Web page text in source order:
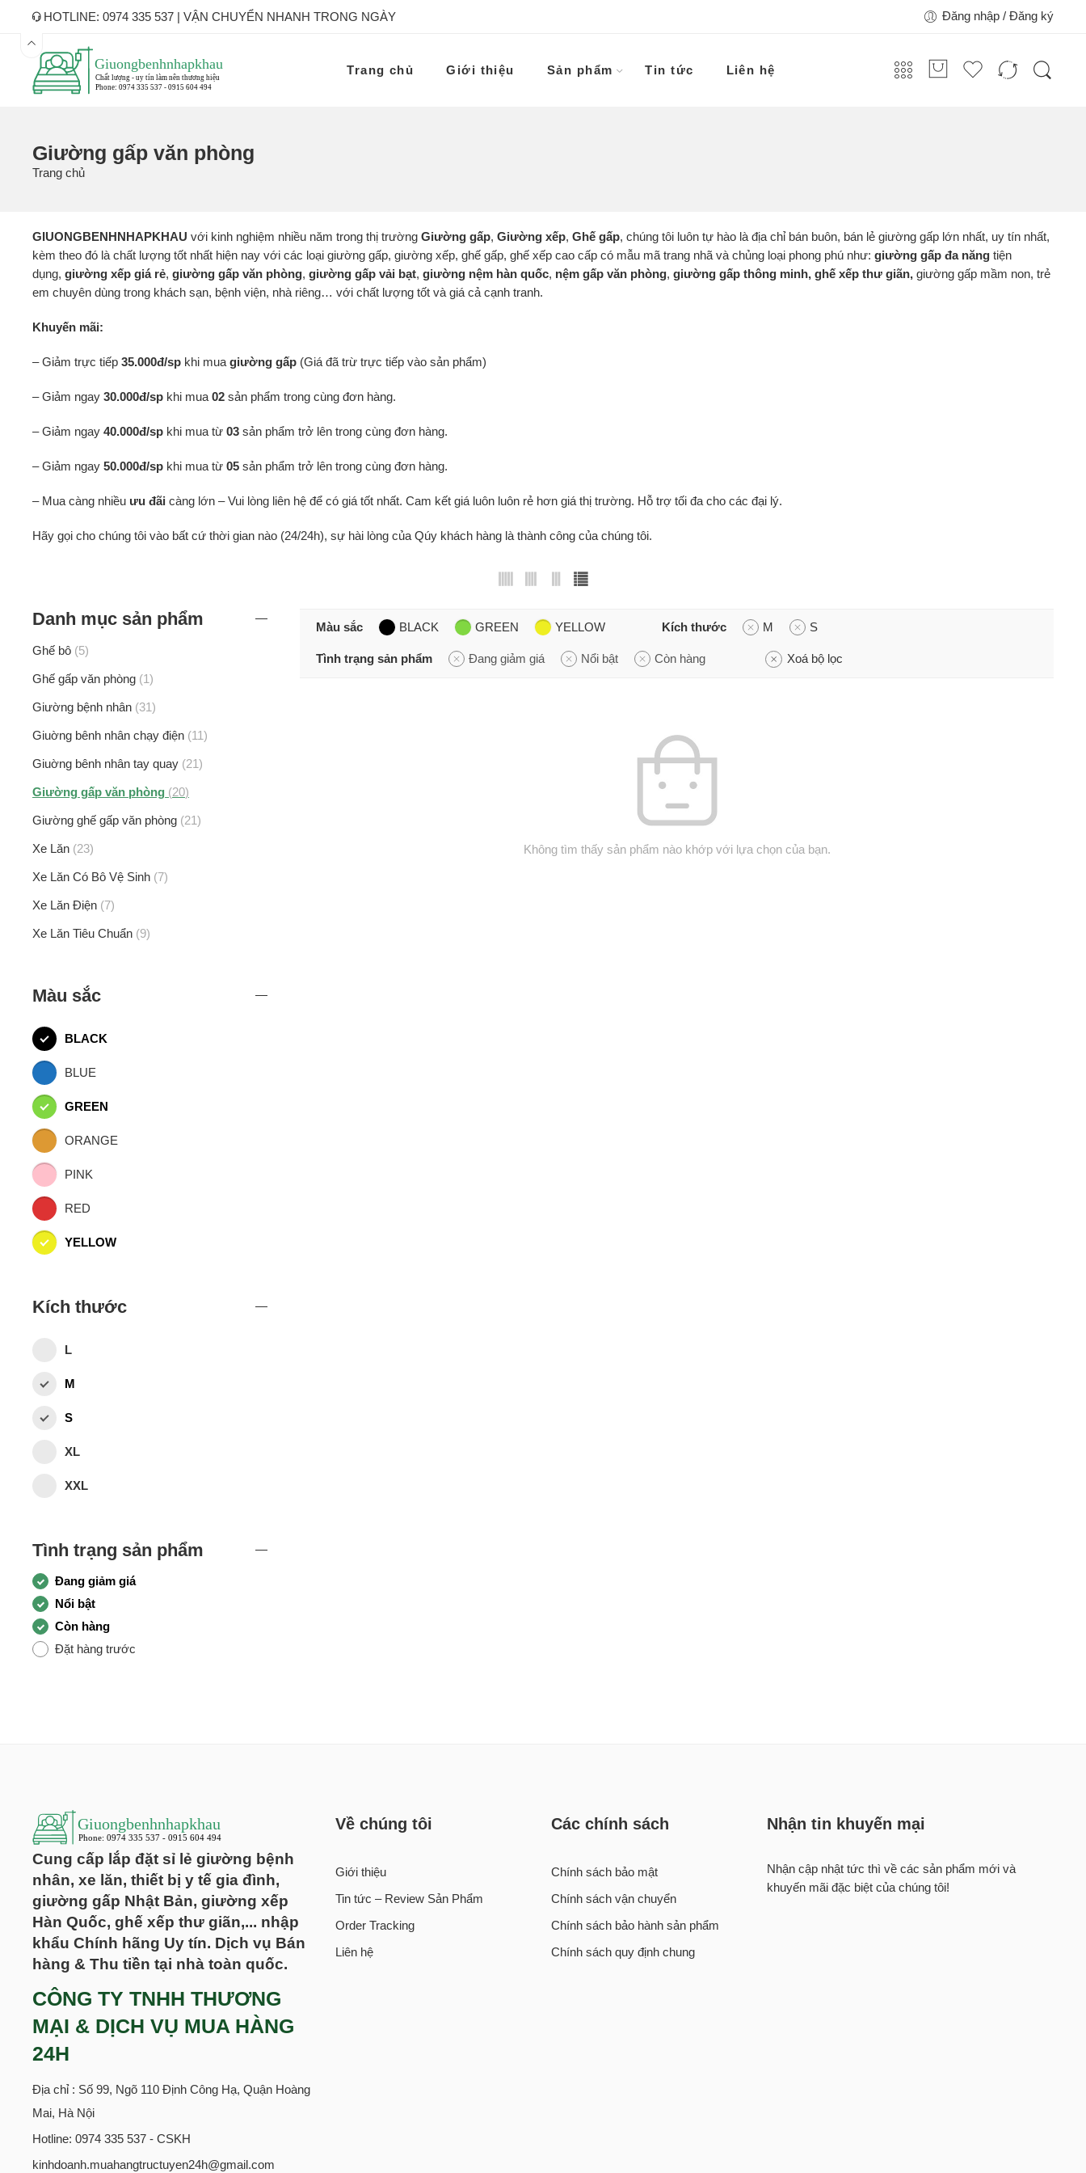
HOTLINE: 0974 335 537 | VẬN CHUYỂN NHANH TRONG NGÀY Đăng nhập / Đăng ký
Trang chủ Giới thiệu Sản phẩm Tin tức Liên hệ
Giường gấp văn phòng
Trang chủ
GIUONGBENHNHAPKHAU với kinh nghiệm nhiều năm trong thị trường Giường gấp, Giường xếp, Ghế gấp, chúng tôi luôn tự hào là địa chỉ bán buôn, bán lẻ giường gấp lớn nhất, uy tín nhất,
kèm theo đó là chất lượng tốt nhất hiện nay với các loại giường gấp, giường xếp, ghế gấp, ghế xếp cao cấp có mẫu mã trang nhã và chủng loại phong phú như: giường gấp đa năng tiện
dụng, giường xếp giá rẻ, giường gấp văn phòng, giường gấp vải bạt, giường nệm hàn quốc, nệm gấp văn phòng, giường gấp thông minh, ghế xếp thư giãn, giường gấp mầm non, trẻ
em chuyên dùng trong khách sạn, bệnh viện, nhà riêng… với chất lượng tốt và giá cả cạnh tranh.
Khuyến mãi:
– Giảm trực tiếp 35.000đ/sp khi mua giường gấp (Giá đã trừ trực tiếp vào sản phẩm)
– Giảm ngay 30.000đ/sp khi mua 02 sản phẩm trong cùng đơn hàng.
– Giảm ngay 40.000đ/sp khi mua từ 03 sản phẩm trở lên trong cùng đơn hàng.
– Giảm ngay 50.000đ/sp khi mua từ 05 sản phẩm trở lên trong cùng đơn hàng.
– Mua càng nhiều ưu đãi càng lớn – Vui lòng liên hệ để có giá tốt nhất. Cam kết giá luôn luôn rẻ hơn giá thị trường. Hỗ trợ tối đa cho các đại lý.
Hãy gọi cho chúng tôi vào bất cứ thời gian nào (24/24h), sự hài lòng của Qúy khách hàng là thành công của chúng tôi.
Màu sắc BLACK GREEN YELLOW Kích thước M S
Tình trạng sản phẩm Đang giảm giá Nổi bật Còn hàng Xoá bộ lọc
Không tìm thấy sản phẩm nào khớp với lựa chọn của bạn.
Danh mục sản phẩm
Ghế bô 5
Ghế gấp văn phòng 1
Giường bệnh nhân 31
Giuờng bênh nhân chạy điện 11
Giuờng bênh nhân tay quay 21
Giường gấp văn phòng 20
Giường ghế gấp văn phòng 21
Xe Lăn 23
Xe Lăn Có Bô Vệ Sinh 7
Xe Lăn Điện 7
Xe Lăn Tiêu Chuẩn 9
Màu sắc
BLACK
BLUE
GREEN
ORANGE
PINK
RED
YELLOW
Kích thước
L
M
S
XL
XXL
Tình trạng sản phẩm
Đang giảm giá
Nổi bật
Còn hàng
Đặt hàng trước
Cung cấp lắp đặt sỉ lẻ giường bệnh
nhân, xe lăn, thiết bị y tế gia đình,
giường gấp Nhật Bản, giường xếp
Hàn Quốc, ghế xếp thư giãn,... nhập
khẩu Chính hãng Uy tín. Dịch vụ Bán
hàng & Thu tiền tại nhà toàn quốc.
CÔNG TY TNHH THƯƠNG
MẠI & DỊCH VỤ MUA HÀNG
24H
Địa chỉ : Số 99, Ngõ 110 Định Công Hạ, Quận Hoàng
Mai, Hà Nội
Hotline: 0974 335 537 - CSKH
kinhdoanh.muahangtructuyen24h@gmail.com
Về chúng tôi
Giới thiệu
Tin tức – Review Sản Phẩm
Order Tracking
Liên hệ
Các chính sách
Chính sách bảo mật
Chính sách vận chuyển
Chính sách bảo hành sản phẩm
Chính sách quy định chung
Nhận tin khuyến mại
Nhận cập nhật tức thì về các sản phẩm mới và
khuyến mãi đặc biệt của chúng tôi!